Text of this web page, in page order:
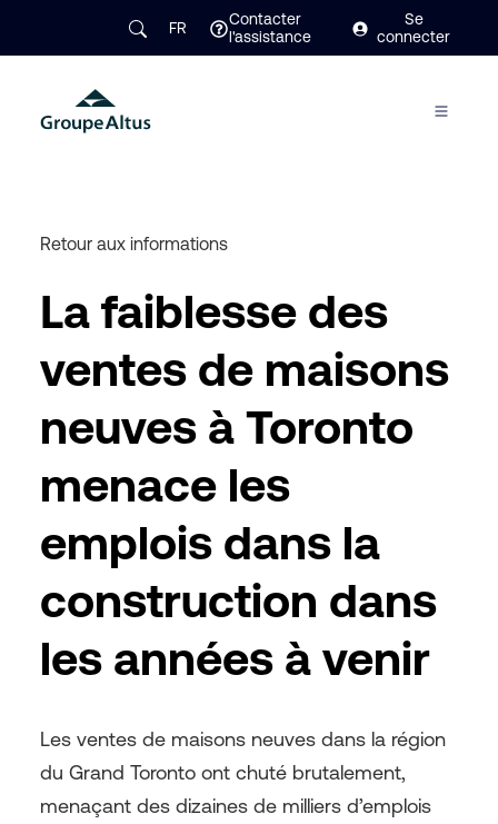
FR
Contacter
l'assistance
Se
connecter
Retour aux informations
La faiblesse des
ventes de maisons
neuves à Toronto
menace les
emplois dans la
construction dans
les années à venir
Les ventes de maisons neuves dans la région
du Grand Toronto ont chuté brutalement,
menaçant des dizaines de milliers d’emplois